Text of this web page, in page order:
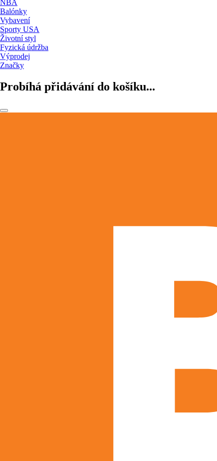
NBA
Balónky
Vybavení
Sporty USA
Životní styl
Fyzická údržba
Výprodej
Značky
Probíhá přidávání do košíku...